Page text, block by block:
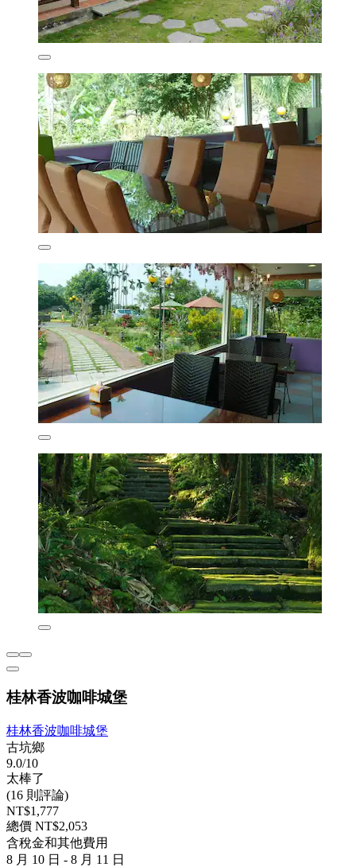
桂林香波咖啡城堡
桂林香波咖啡城堡
古坑鄉
9.0/10
太棒了
(16 則評論)
NT$1,777
總價 NT$2,053
含稅金和其他費用
8 月 10 日 - 8 月 11 日